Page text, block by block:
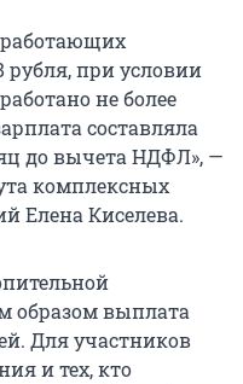
рубля,при условии
не более
составляла
до вычета НДФЛ», —
комплексных
Елена Киселева.
образом выплата
Для участников
и тех, кто